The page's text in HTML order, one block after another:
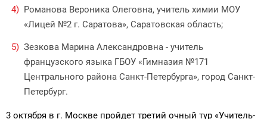
Романова Вероника Олеговна, учитель химии МОУ
«Лицей №2 г. Саратова», Саратовская область;
Зезкова Марина Александровна - учитель
французского языка ГБОУ «Гимназия №171
Центрального района Санкт-Петербурга», город Санкт-
Петербург.
3 октября в г. Москве пройдет третий очный тур «Учитель-